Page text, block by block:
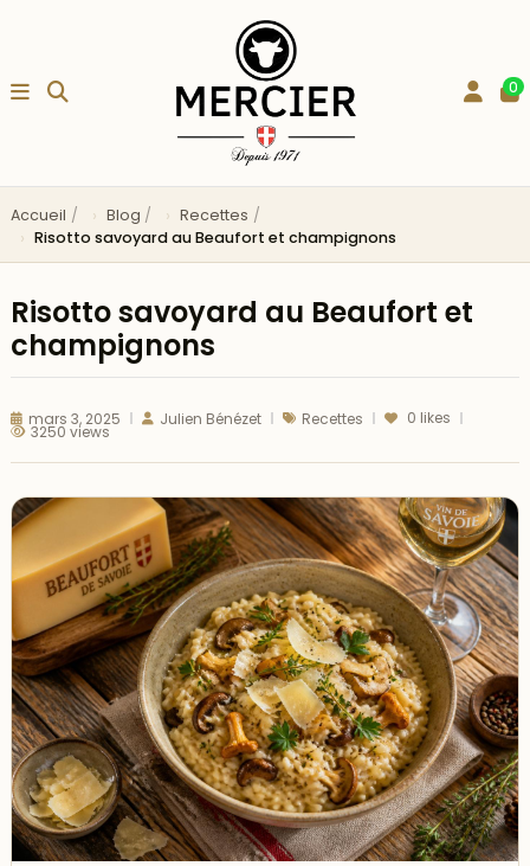
0
Accueil Blog
Recettes
Risotto savoyard au Beaufort et champignons
Risotto savoyard au Beaufort et
champignons
mars 3, 2025 Julien Bénézet Recettes 0 likes
3250 views